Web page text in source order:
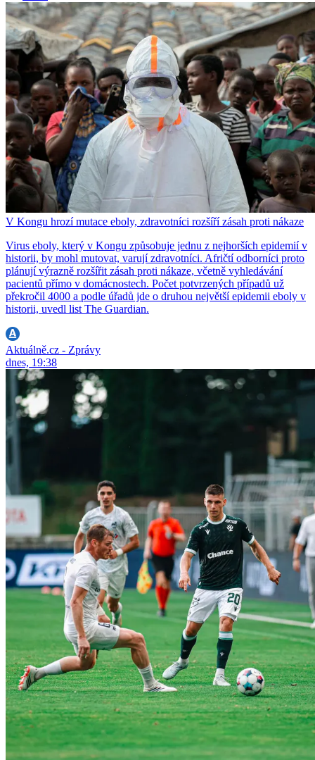
V Kongu hrozí mutace eboly, zdravotníci rozšíří zásah proti nákaze
Virus eboly, který v Kongu způsobuje jednu z nejhorších epidemií v
historii, by mohl mutovat, varují zdravotníci. Afričtí odborníci proto
plánují výrazně rozšířit zásah proti nákaze, včetně vyhledávání
pacientů přímo v domácnostech. Počet potvrzených případů už
překročil 4000 a podle úřadů jde o druhou největší epidemii eboly v
historii, uvedl list The Guardian.
Aktuálně.cz - Zprávy
dnes, 19:38